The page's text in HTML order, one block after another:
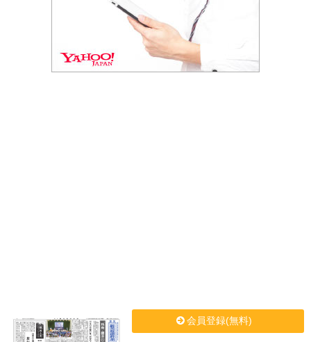
会員登録(無料)